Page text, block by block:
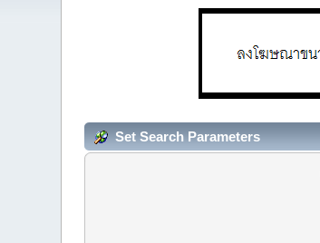
Set Search Parameters